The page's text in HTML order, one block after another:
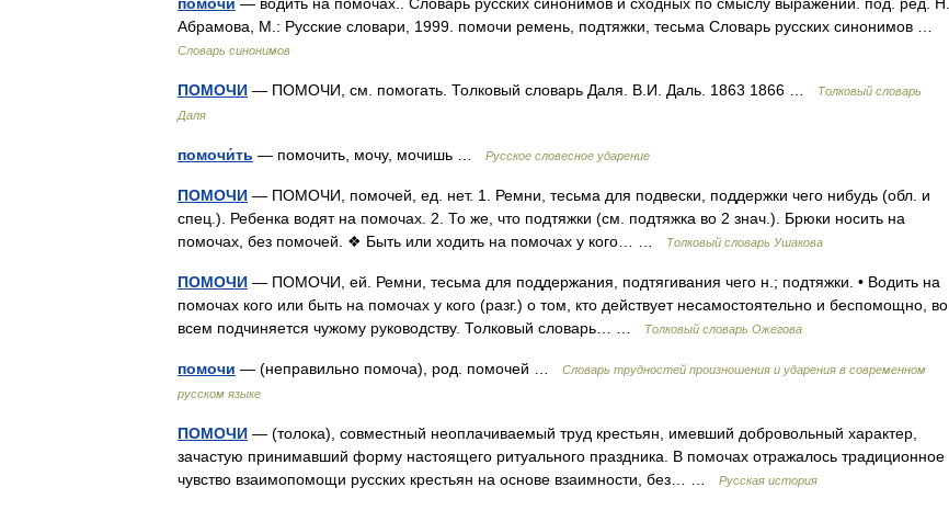
Абрамова, М.: Русские словари, 1999. помочи ремень, подтяжки, тесьма Словарь русских синонимов …
Словарь синонимов
ПОМОЧИ — ПОМОЧИ, см. помогать. Толковый словарь Даля. В.И. Даль. 1863 1866 …
Толковый словарь
Даля
помочи́ть — помочить, мочу, мочишь … Русское словесное ударение
ПОМОЧИ — ПОМОЧИ, помочей, ед. нет. 1. Ремни, тесьма для подвески, поддержки чего нибудь (обл. и
спец.). Ребенка водят на помочах. 2. То же, что подтяжки (см. подтяжка во 2 знач.). Брюки носить на
помочах, без помочей. ❖ Быть или ходить на помочах у кого… …
Толковый словарь Ушакова
ПОМОЧИ — ПОМОЧИ, ей. Ремни, тесьма для поддержания, подтягивания чего н.; подтяжки. • Водить на
помочах кого или быть на помочах у кого (разг.) о том, кто действует несамостоятельно и беспомощно, во
всем подчиняется чужому руководству. Толковый словарь… …
Толковый словарь Ожегова
помочи — (неправильно помоча), род. помочей …
Словарь трудностей произношения и ударения в современном
русском языке
ПОМОЧИ — (толока), совместный неоплачиваемый труд крестьян, имевший добровольный характер,
зачастую принимавший форму настоящего ритуального праздника. В помочах отражалось традиционное
чувство взаимопомощи русских крестьян на основе взаимности, без… …
Русская история